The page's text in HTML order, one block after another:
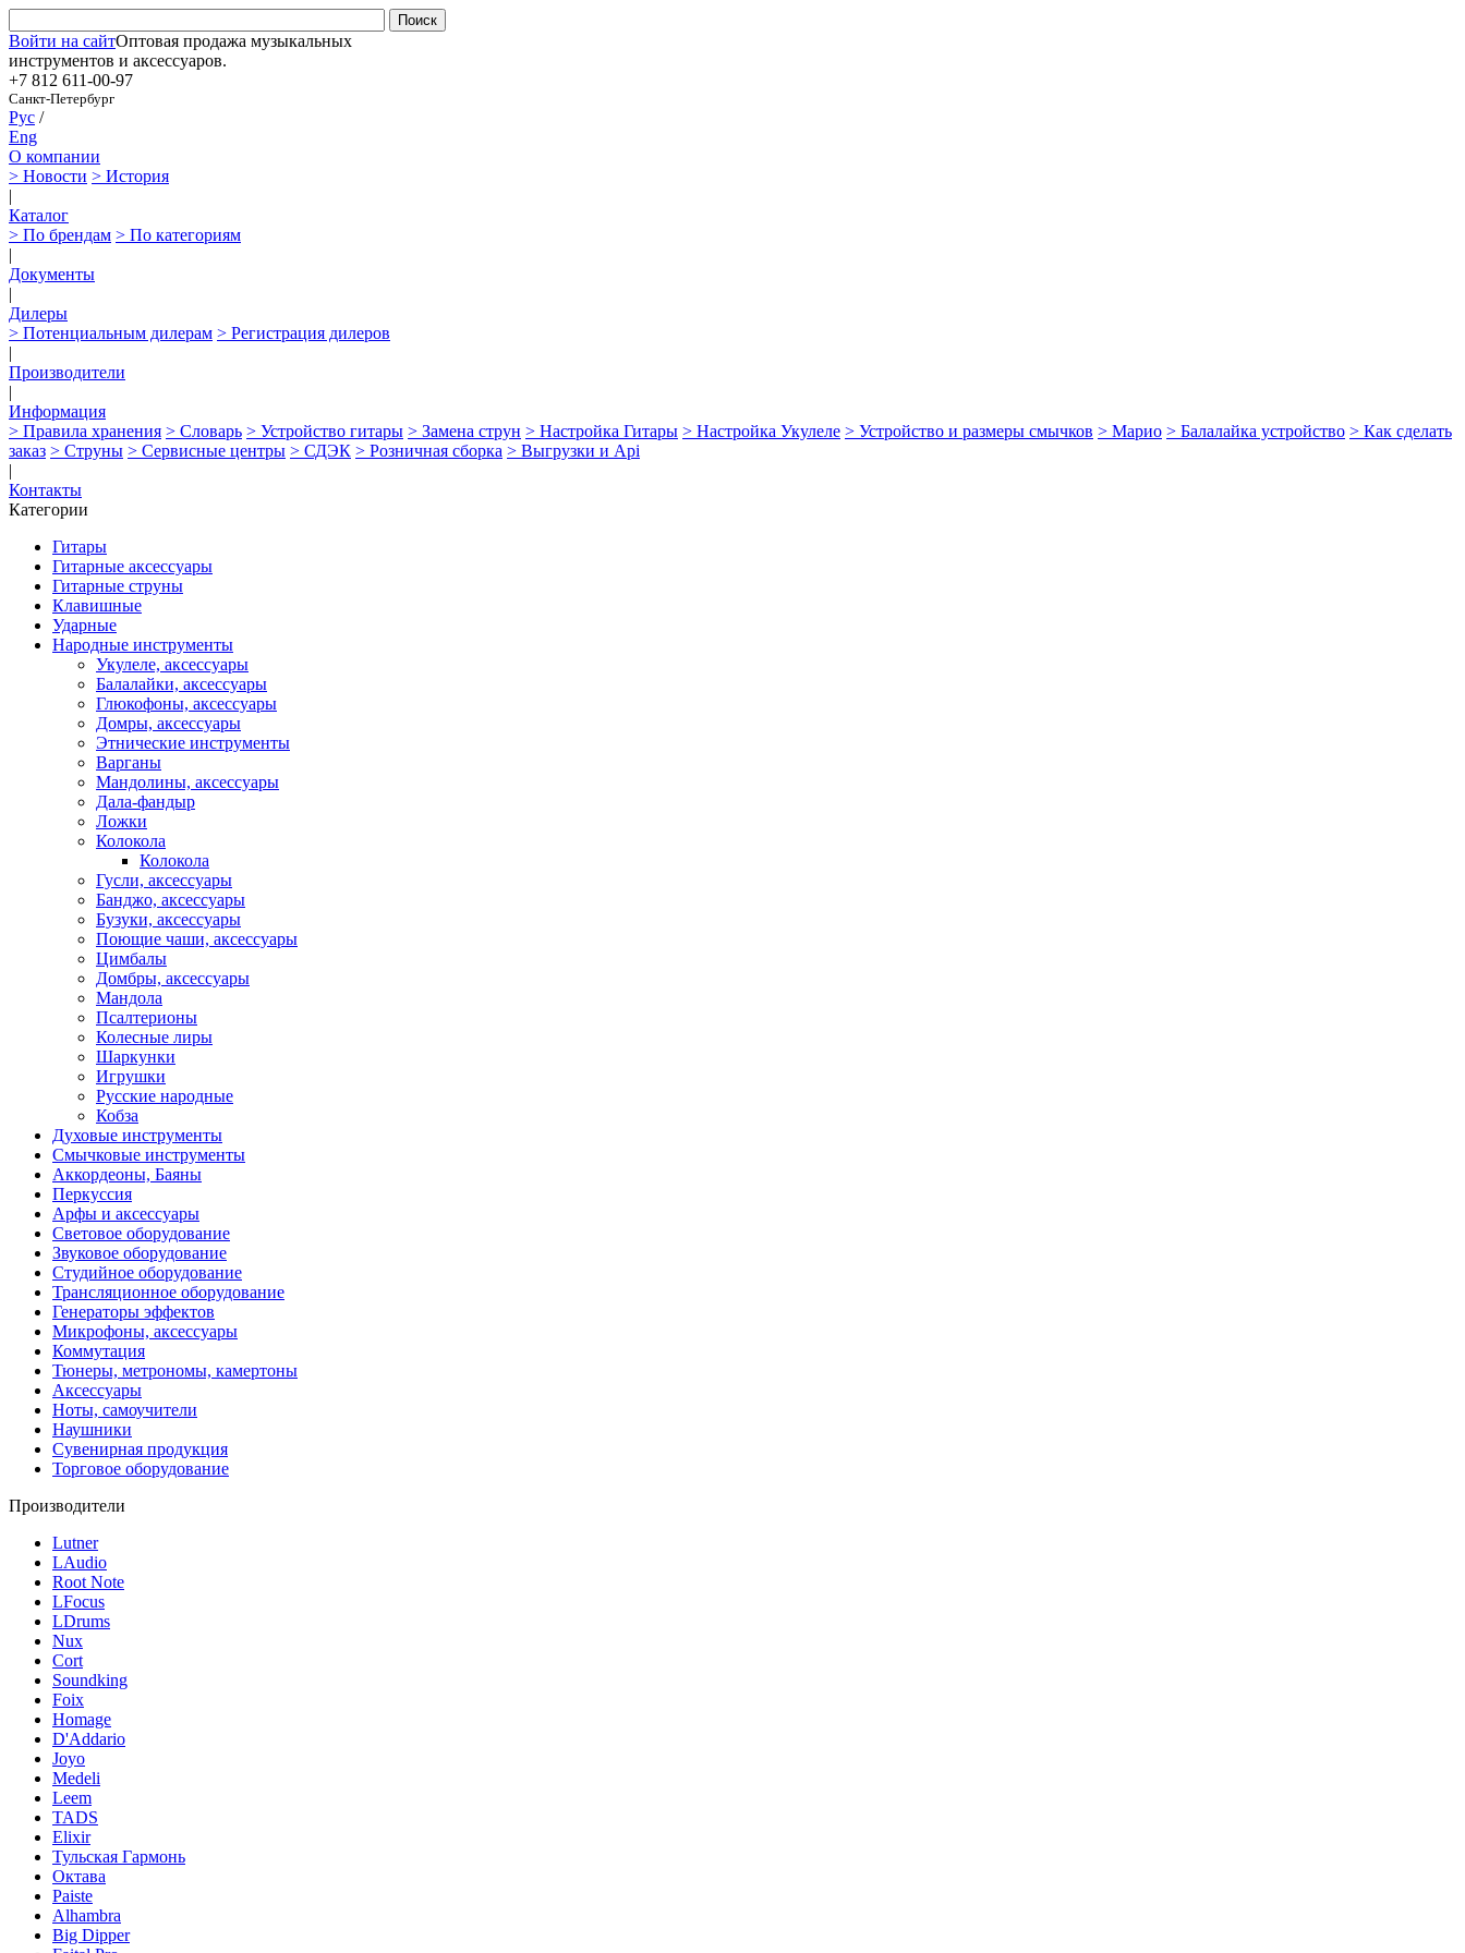
Войти на сайтОптовая продажа музыкальных
инструментов и аксессуаров.
+7 812 611-00-97
Санкт-Петербург
Рус /
Eng
О компании
> Новости > История
|
Каталог
> По брендам > По категориям
|
Документы
|
Дилеры
> Потенциальным дилерам > Регистрация дилеров
|
Производители
|
Информация
> Правила хранения > Словарь > Устройство гитары > Замена струн > Настройка Гитары > Настройка Укулеле > Устройство и размеры смычков > Марио > Балалайка устройство > Как сделать
заказ > Струны > Сервисные центры > СДЭК > Розничная сборка > Выгрузки и Api
|
Контакты
Категории
Гитары
Гитарные аксессуары
Гитарные струны
Клавишные
Ударные
Народные инструменты
Укулеле, аксессуары
Балалайки, аксессуары
Глюкофоны, аксессуары
Домры, аксессуары
Этнические инструменты
Варганы
Мандолины, аксессуары
Дала-фандыр
Ложки
Колокола
Колокола
Гусли, аксессуары
Банджо, аксессуары
Бузуки, аксессуары
Поющие чаши, аксессуары
Цимбалы
Домбры, аксессуары
Мандола
Псалтерионы
Колесные лиры
Шаркунки
Игрушки
Русские народные
Кобза
Духовые инструменты
Смычковые инструменты
Аккордеоны, Баяны
Перкуссия
Арфы и аксессуары
Световое оборудование
Звуковое оборудование
Студийное оборудование
Трансляционное оборудование
Генераторы эффектов
Микрофоны, аксессуары
Коммутация
Тюнеры, метрономы, камертоны
Аксессуары
Ноты, самоучители
Наушники
Сувенирная продукция
Торговое оборудование
Производители
Lutner
LAudio
Root Note
LFocus
LDrums
Nux
Cort
Soundking
Foix
Homage
D'Addario
Joyo
Medeli
Leem
TADS
Elixir
Тульская Гармонь
Октава
Paiste
Alhambra
Big Dipper